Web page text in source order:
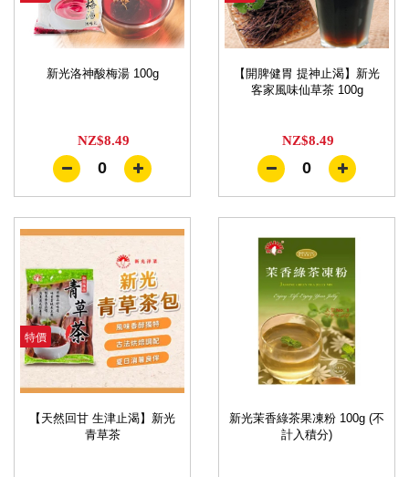
新光洛神酸梅湯 100g
NZ$8.49
0
【開脾健胃 提神止渴】新光
客家風味仙草茶 100g
NZ$8.49
0
特價
【天然回甘 生津止渴】新光
青草茶
新光茉香綠茶果凍粉 100g (不
計入積分)